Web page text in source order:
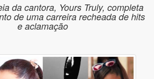
da cantora, Yours Truly, completa
de uma carreira recheada de hits
e aclamação